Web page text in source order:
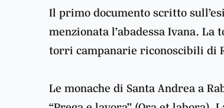
Il primo documento scritto
menzionata l’abadessa Ivana.
torri campanarie riconoscibili di
Le monache di Santa Andrea a